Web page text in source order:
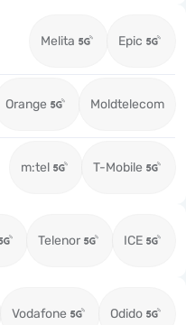
Melita Epic
Orange Moldtelecom
m:tel T-Mobile
Telenor ICE
Vodafone Odido